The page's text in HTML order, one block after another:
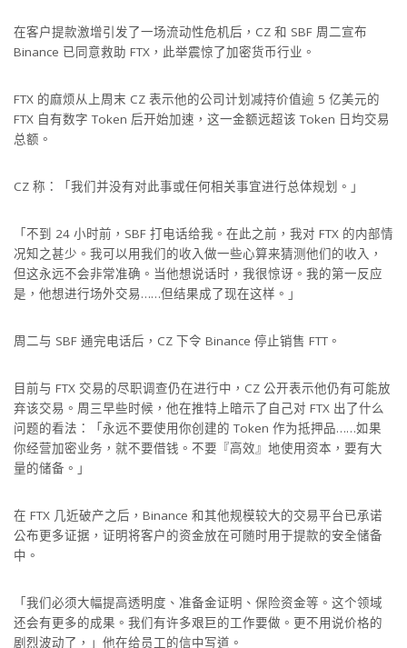
在客户提款激增引发了一场流动性危机后，CZ 和 SBF 周二宣布
Binance 已同意救助 FTX，此举震惊了加密货币行业。
FTX 的麻烦从上周末 CZ 表示他的公司计划减持价值逾 5 亿美元的
FTX 自有数字 Token 后开始加速，这一金额远超该 Token 日均交易
总额。
CZ 称：「我们并没有对此事或任何相关事宜进行总体规划。」
「不到 24 小时前，SBF 打电话给我。在此之前，我对 FTX 的内部情
况知之甚少。我可以用我们的收入做一些心算来猜测他们的收入，
但这永远不会非常准确。当他想说话时，我很惊讶。我的第一反应
是，他想进行场外交易……但结果成了现在这样。」
周二与 SBF 通完电话后，CZ 下令 Binance 停止销售 FTT。
目前与 FTX 交易的尽职调查仍在进行中，CZ 公开表示他仍有可能放
弃该交易。周三早些时候，他在推特上暗示了自己对 FTX 出了什么
问题的看法：「永远不要使用你创建的 Token 作为抵押品……如果
你经营加密业务，就不要借钱。不要『高效』地使用资本，要有大
量的储备。」
在 FTX 几近破产之后，Binance 和其他规模较大的交易平台已承诺
公布更多证据，证明将客户的资金放在可随时用于提款的安全储备
中。
「我们必须大幅提高透明度、准备金证明、保险资金等。这个领域
还会有更多的成果。我们有许多艰巨的工作要做。更不用说价格的
剧烈波动了，」他在给员工的信中写道。